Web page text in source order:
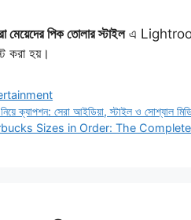
মেয়েদের পিক তোলার স্টাইলএ Lightroom
করা হয়।
ক্যাপশন: সেরা আইডিয়া, স্টাইল ও সোশ্যাল
Sizes in Order: The